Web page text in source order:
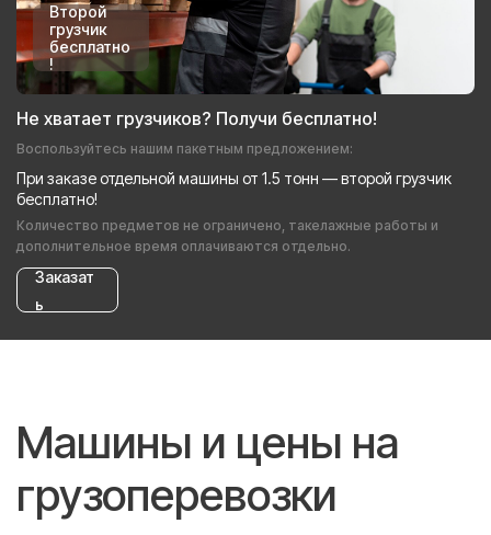
Второй
грузчик
бесплатно
!
Не хватает грузчиков? Получи бесплатно!
Воспользуйтесь нашим пакетным предложением:
При заказе отдельной машины от 1.5 тонн — второй грузчик
бесплатно!
Количество предметов не ограничено, такелажные работы и
дополнительное время оплачиваются отдельно.
Заказат
ь
Машины и цены на
грузоперевозки